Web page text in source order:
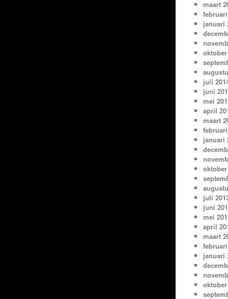
maart
januari
oktober
juli
juni
mei
april
maart
januari
oktober
juli
juni
mei
april
maart
januari
oktober